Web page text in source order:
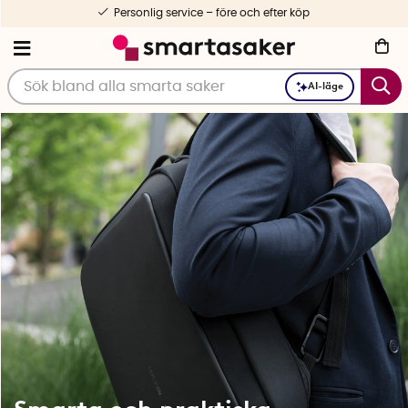
AI-läge
Personlig service – före och efter köp